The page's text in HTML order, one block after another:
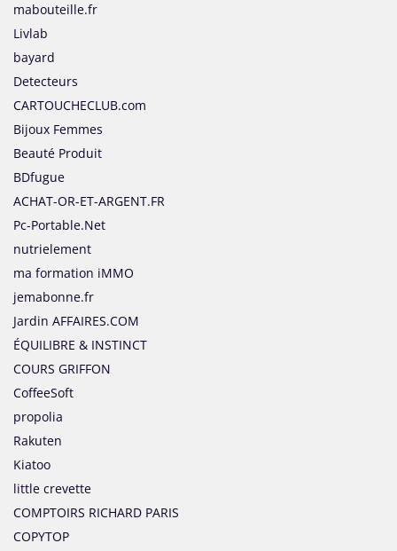
mabouteille.fr
Livlab
bayard
Detecteurs
CARTOUCHECLUB.com
Bijoux Femmes
Beauté Produit
BDfugue
ACHAT-OR-ET-ARGENT.FR
Pc-Portable.Net
nutrielement
ma formation iMMO
jemabonne.fr
Jardin AFFAIRES.COM
ÉQUILIBRE & INSTINCT
COURS GRIFFON
CoffeeSoft
propolia
Rakuten
Kiatoo
little crevette
COMPTOIRS RICHARD PARIS
COPYTOP